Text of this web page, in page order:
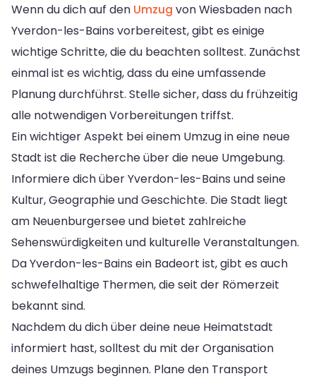
Wenn du dich auf den Umzug von Wiesbaden nach
Yverdon-les-Bains vorbereitest, gibt es einige
wichtige Schritte, die du beachten solltest. Zunächst
einmal ist es wichtig, dass du eine umfassende
Planung durchführst. Stelle sicher, dass du frühzeitig
alle notwendigen Vorbereitungen triffst.
Ein wichtiger Aspekt bei einem Umzug in eine neue
Stadt ist die Recherche über die neue Umgebung.
Informiere dich über Yverdon-les-Bains und seine
Kultur, Geographie und Geschichte. Die Stadt liegt
am Neuenburgersee und bietet zahlreiche
Sehenswürdigkeiten und kulturelle Veranstaltungen.
Da Yverdon-les-Bains ein Badeort ist, gibt es auch
schwefelhaltige Thermen, die seit der Römerzeit
bekannt sind.
Nachdem du dich über deine neue Heimatstadt
informiert hast, solltest du mit der Organisation
deines Umzugs beginnen. Plane den Transport